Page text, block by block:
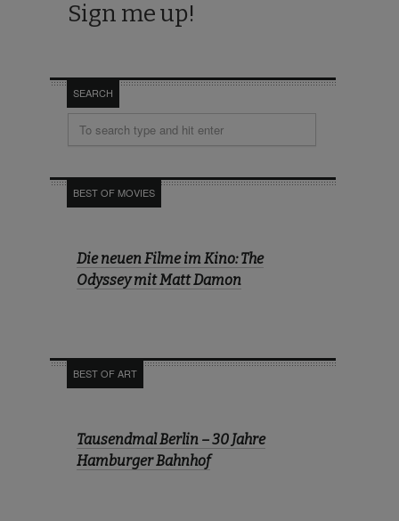
SEARCH
BEST OF MOVIES
Die neuen Filme im Kino: The
Odyssey mit Matt Damon
BEST OF ART
Tausendmal Berlin – 30 Jahre
Hamburger Bahnhof